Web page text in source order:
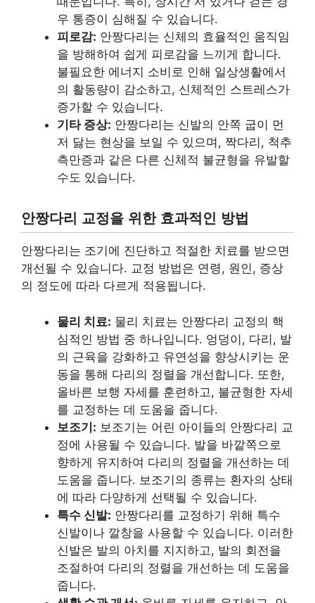
우 통증이 심해질 수 있습니다.
피로감: 안짱다리는 신체의 효율적인 움직임
을 방해하여 쉽게 피로감을 느끼게 합니다.
불필요한 에너지 소비로 인해 일상생활에서
의 활동량이 감소하고, 신체적인 스트레스가
증가할 수 있습니다.
기타 증상: 안짱다리는 신발의 안쪽 굽이 먼
저 닳는 현상을 보일 수 있으며, 짝다리, 척추
측만증과 같은 다른 신체적 불균형을 유발할
수도 있습니다.
안짱다리 교정을 위한 효과적인 방법
안짱다리는 조기에 진단하고 적절한 치료를 받으면
개선될 수 있습니다. 교정 방법은 연령, 원인, 증상
의 정도에 따라 다르게 적용됩니다.
물리 치료: 물리 치료는 안짱다리 교정의 핵
심적인 방법 중 하나입니다. 엉덩이, 다리, 발
의 근육을 강화하고 유연성을 향상시키는 운
동을 통해 다리의 정렬을 개선합니다. 또한,
올바른 보행 자세를 훈련하고, 불균형한 자세
를 교정하는 데 도움을 줍니다.
보조기: 보조기는 어린 아이들의 안짱다리 교
정에 사용될 수 있습니다. 발을 바깥쪽으로
향하게 유지하여 다리의 정렬을 개선하는 데
도움을 줍니다. 보조기의 종류는 환자의 상태
에 따라 다양하게 선택될 수 있습니다.
특수 신발: 안짱다리를 교정하기 위해 특수
신발이나 깔창을 사용할 수 있습니다. 이러한
신발은 발의 아치를 지지하고, 발의 회전을
조절하여 다리의 정렬을 개선하는 데 도움을
줍니다.